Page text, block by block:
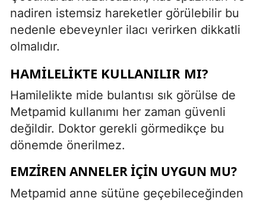
nadiren istemsiz hareketler görülebilir bu
nedenle ebeveynler ilacı verirken dikkatli
olmalıdır.
HAMILELIKTE KULLANILIR MI?
Hamilelikte mide bulantısı sık görülse de
Metpamid kullanımı her zaman güvenli
değildir. Doktor gerekli görmedikçe bu
dönemde önerilmez.
EMZIREN ANNELER İÇIN UYGUN MU?
Metpamid anne sütüne geçebileceğinden